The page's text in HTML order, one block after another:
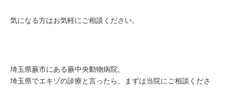
気になる方はお気軽にご相談ください。
埼玉県蕨市にある蕨中央動物病院。
埼玉県でエキゾの診療と言ったら、まずは当院にご相談くださ